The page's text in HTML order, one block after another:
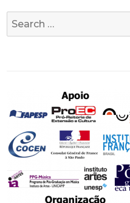
Search
for: